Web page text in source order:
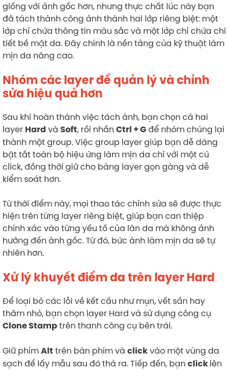
giống với ảnh gốc hơn, nhưng thực chất lúc này bạn
đã tách thành công ảnh thành hai lớp riêng biệt: một
lớp chỉ chứa thông tin màu sắc và một lớp chỉ chứa chi
tiết bề mặt da. Đây chính là nền tảng của kỹ thuật làm
mịn da nâng cao.
Nhóm các layer để quản lý và chỉnh
sửa hiệu quả hơn
Sau khi hoàn thành việc tách ảnh, bạn chọn cả hai
layer Hard và Soft, rồi nhấn Ctrl + Gđể nhóm chúng lại
thành một group. Việc group layer giúp bạn dễ dàng
bật tắt toàn bộ hiệu ứng làm mịn da chỉ với một cú
click, đồng thời giữ cho bảng layer gọn gàng và dễ
kiểm soát hơn.
Từ thời điểm này, mọi thao tác chỉnh sửa sẽ được thực
hiện trên từng layer riêng biệt, giúp bạn can thiệp
chính xác vào từng yếu tố của làn da mà không ảnh
hưởng đến ảnh gốc. Từ đó, bức ảnh làm mịn da sẽ tự
nhiên hơn.
Xử lý khuyết điểm da trên layer Hard
Để loại bỏ các lỗi về kết cấu như mụn, vết sần hay
thâm nhỏ, bạn chọn layer Hard và sử dụng công cụ
Clone Stamptrên thanh công cụ bên trái.
Giữ phímAlt trên bàn phím và clickvào một vùng da
sạch để lấy mẫu sau đó thả ra. Tiếp đến, bạn clicklên